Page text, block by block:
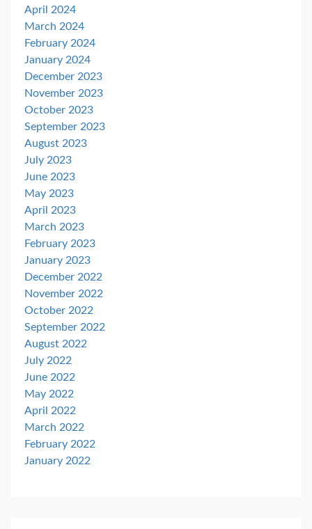
April 2024
March 2024
February 2024
January 2024
December 2023
November 2023
October 2023
September 2023
August 2023
July 2023
June 2023
May 2023
April 2023
March 2023
February 2023
January 2023
December 2022
November 2022
October 2022
September 2022
August 2022
July 2022
June 2022
May 2022
April 2022
March 2022
February 2022
January 2022